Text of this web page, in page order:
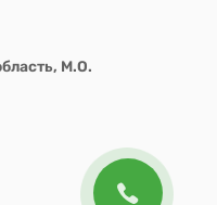
М.О.